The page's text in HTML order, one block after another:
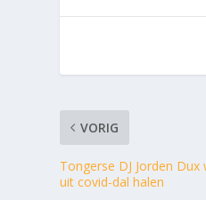
VORIG
Tongerse DJ Jorden
uit covid-dal halen